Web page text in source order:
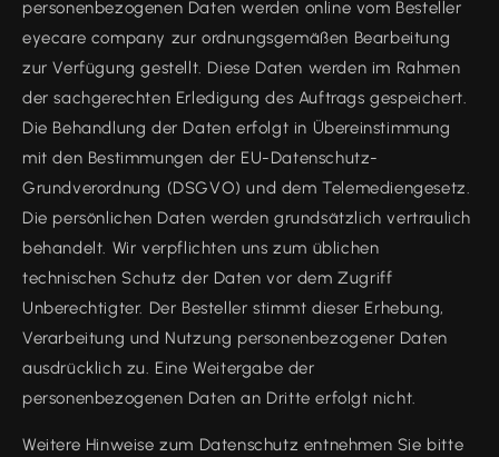
personenbezogenen Daten werden online vom Besteller
eyecare company zur ordnungsgemäßen Bearbeitung
zur Verfügung gestellt. Diese Daten werden im Rahmen
der sachgerechten Erledigung des Auftrags gespeichert.
Die Behandlung der Daten erfolgt in Übereinstimmung
mit den Bestimmungen der EU-Datenschutz-
Grundverordnung (DSGVO) und dem Telemediengesetz.
Die persönlichen Daten werden grundsätzlich vertraulich
behandelt. Wir verpflichten uns zum üblichen
technischen Schutz der Daten vor dem Zugriff
Unberechtigter. Der Besteller stimmt dieser Erhebung,
Verarbeitung und Nutzung personenbezogener Daten
ausdrücklich zu. Eine Weitergabe der
personenbezogenen Daten an Dritte erfolgt nicht.
Weitere Hinweise zum Datenschutz entnehmen Sie bitte